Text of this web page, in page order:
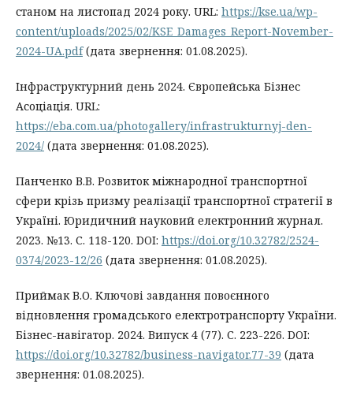
станом на листопад 2024 року. URL: https://kse.ua/wp-
content/uploads/2025/02/KSE_Damages_Report-November-
2024-UA.pdf(дата звернення: 01.08.2025).
Інфраструктурний день 2024. Європейська Бізнес
Асоціація. URL:
https://eba.com.ua/photogallery/infrastrukturnyj-den-
2024/ (дата звернення: 01.08.2025).
Панченко В.В. Розвиток міжнародної транспортної
сфери крізь призму реалізації транспортної стратегії в
Україні. Юридичний науковий електронний журнал.
2023. №13. С. 118-120. DOI: https://doi.org/10.32782/2524-
0374/2023-12/26 (дата звернення: 01.08.2025).
Приймак В.О. Ключові завдання повоєнного
відновлення громадського електротранспорту України.
Бізнес-навігатор. 2024. Випуск 4 (77). С. 223-226. DOI:
https://doi.org/10.32782/business-navigator.77-39 (дата
звернення: 01.08.2025).